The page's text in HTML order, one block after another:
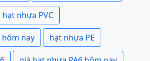
hạt nhựa PVC
hôm nay hạt nhựa PE